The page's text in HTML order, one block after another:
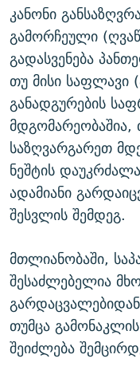
კანონი
გამორჩეული
გადასვენება
თუ მისი საფლავი
განადგურების
საზღვარგარეთ
ნეშტის
ადამიანი
შესვლის შემდეგ.
მთლიანობაში,
შესაძლებელია
თუმცა
შეიძლება